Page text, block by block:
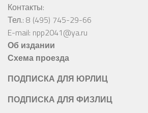
Контакты:
Тел.: 8 (495) 745-29-66
E-mail: npp2041@ya.ru
Об издании
Схема проезда
ПОДПИСКА ДЛЯ ЮРЛИЦ
ПОДПИСКА ДЛЯ ФИЗЛИЦ